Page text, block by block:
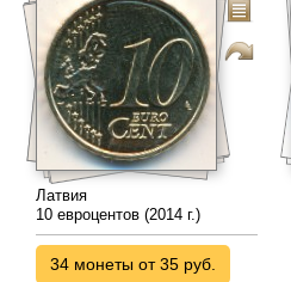
Латвия
10 евроцентов (2014 г.)
34 монеты от 35 руб.